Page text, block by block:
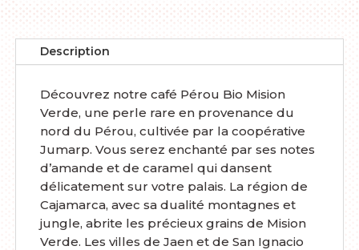
Description
Découvrez notre café Pérou Bio Mision
Verde, une perle rare en provenance du
nord du Pérou, cultivée par la coopérative
Jumarp. Vous serez enchanté par ses notes
d’amande et de caramel qui dansent
délicatement sur votre palais. La région de
Cajamarca, avec sa dualité montagnes et
jungle, abrite les précieux grains de Mision
Verde. Les villes de Jaen et de San Ignacio